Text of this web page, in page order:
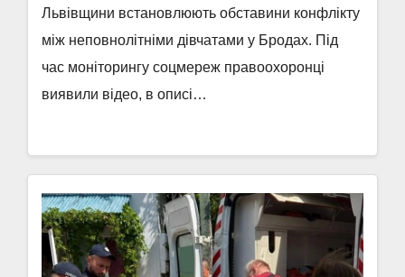
Львівщини встановлюють обставини конфлікту
між неповнолітніми дівчатами у Бродах. Під
час моніторингу соцмереж правоохоронці
виявили відео, в описі…